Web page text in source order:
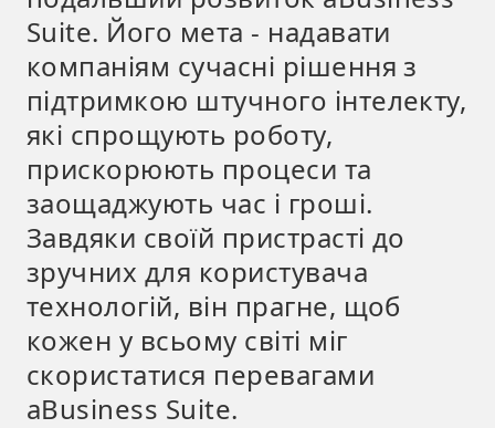
Suite. Його мета - надавати
компаніям сучасні рішення з
підтримкою штучного інтелекту,
які спрощують роботу,
прискорюють процеси та
заощаджують час і гроші.
Завдяки своїй пристрасті до
зручних для користувача
технологій, він прагне, щоб
кожен у всьому світі міг
скористатися перевагами
aBusiness Suite.